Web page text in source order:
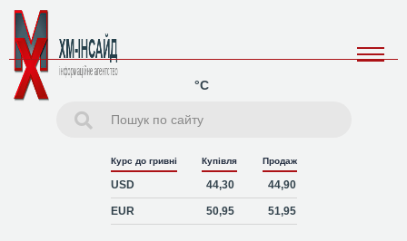
°C
Курс до гривні Купівля Продаж
USD 44,30 44,90
EUR 50,95 51,95